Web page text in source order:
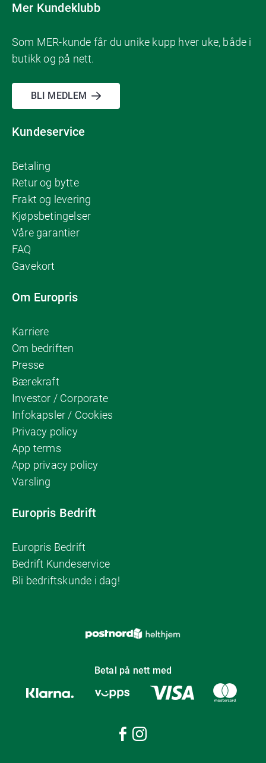
Mer Kundeklubb
Som MER-kunde får du unike kupp hver uke, både i
butikk og på nett.
BLI MEDLEM
Kundeservice
Betaling
Retur og bytte
Frakt og levering
Kjøpsbetingelser
Våre garantier
FAQ
Gavekort
Om Europris
Karriere
Om bedriften
Presse
Bærekraft
Investor / Corporate
Infokapsler / Cookies
Privacy policy
App terms
App privacy policy
Varsling
Europris Bedrift
Europris Bedrift
Bedrift Kundeservice
Bli bedriftskunde i dag!
Betal på nett med